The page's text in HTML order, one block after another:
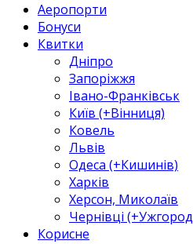
Аеропорти
Бонуси
Квитки
Дніпро
Запоріжжя
Івано-Франківськ
Київ (+Вінниця)
Ковель
Львів
Одеса (+Кишинів)
Харків
Херсон, Миколаїв
Чернівці
Корисне